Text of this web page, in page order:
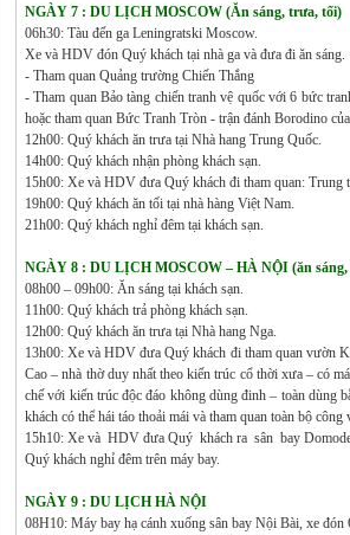
NGÀY 7 : DU LỊCH MOSCOW (Ăn sáng, trưa, tối)
06h30: Tàu đến ga Leningratski Moscow.
Xe và HDV đón Quý khách tại nhà ga và đưa đi ăn sáng.
- Tham quan Quảng trường Chiến Thắng
- Tham quan Bảo tàng chiến tranh vệ quốc với 6 bức
hoặc tham quan Bức Tranh Tròn - trận đánh Borodino
12h00: Quý khách ăn trưa tại Nhà hang Trung Quốc.
14h00: Quý khách nhận phòng khách sạn.
15h00: Xe và HDV đưa Quý khách đi tham quan:
19h00: Quý khách ăn tối tại nhà hàng Việt Nam.
21h00: Quý khách nghỉ đêm tại khách sạn.
NGÀY 8 : DU LỊCH MOSCOW – HÀ NỘI (ăn
08h00 – 09h00: Ăn sáng tại khách sạn.
11h00: Quý khách trả phòng khách sạn.
12h00: Quý khách ăn trưa tại Nhà hang Nga.
13h00: Xe và HDV đưa Quý khách đi tham quan vườn
Cao – nhà thờ duy nhất theo kiến trúc cổ thời xưa – có
chế với kiến trúc độc đáo không dùng đinh – toàn dùng
khách có thể hái táo thoải mái và tham quan toàn bộ công
15h10: Xe và HDV đưa Quý khách ra sân bay
Quý khách nghỉ đêm trên máy bay.
NGÀY 9 : DU LỊCH HÀ NỘI
08H10: Máy bay hạ cánh xuống sân bay Nội Bài, xe